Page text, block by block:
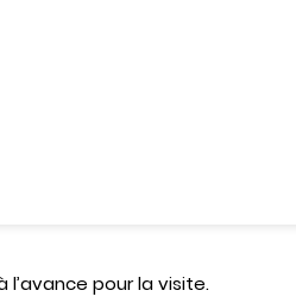
pour la visite.